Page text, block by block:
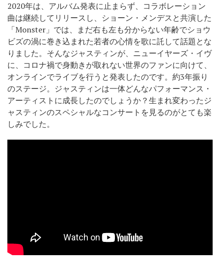
2020年は、アルバム発表に止まらず、コラボレーション
曲は継続してリリースし、ショーン・メンデスと共演した
「Monster」では、まだ右も左も分からない年齢でショウ
ビズの渦に巻き込まれた若者の心情を歌に託して話題とな
りました。そんなジャスティンが、ニューイヤーズ・イヴ
に、コロナ禍で身動きが取れない世界のファンに向けて、
オンラインでライブを行うと発表したのです。約3年振り
のステージ。ジャスティンは一体どんなパフォーマンス・
アーティストに成長したのでしょうか？生まれ変わったジ
ャスティンのスペシャルなコンサートを見るのがとても楽
しみでした。